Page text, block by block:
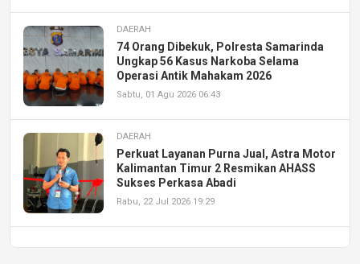
DAERAH
74 Orang Dibekuk, Polresta Samarinda
Ungkap 56 Kasus Narkoba Selama
Operasi Antik Mahakam 2026
Sabtu, 01 Agu 2026 06:43
DAERAH
Perkuat Layanan Purna Jual, Astra Motor
Kalimantan Timur 2 Resmikan AHASS
Sukses Perkasa Abadi
Rabu, 22 Jul 2026 19:29